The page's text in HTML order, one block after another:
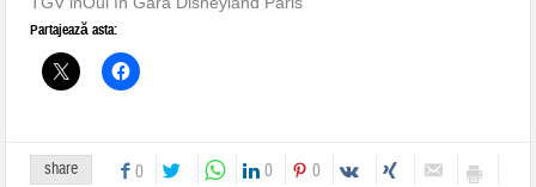
Partajează asta:
share 0 0 0